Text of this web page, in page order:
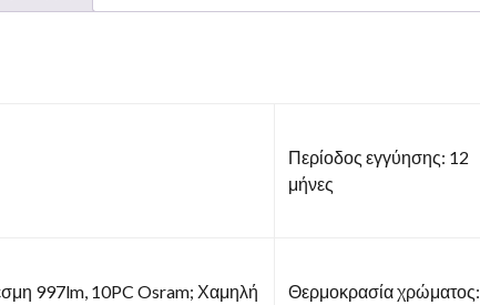
Περίοδος εγγύησης: 12
μήνες
997lm, 10PC Osram; Χαμηλή
Θερμοκρασία χρώματος: